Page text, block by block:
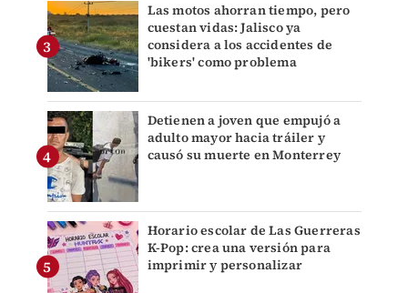
Las motos ahorran tiempo, pero
cuestan vidas: Jalisco ya
considera a los accidentes de
'bikers' como problema
Detienen a joven que empujó a
adulto mayor hacia tráiler y
causó su muerte en Monterrey
Horario escolar de Las Guerreras
K-Pop: crea una versión para
imprimir y personalizar